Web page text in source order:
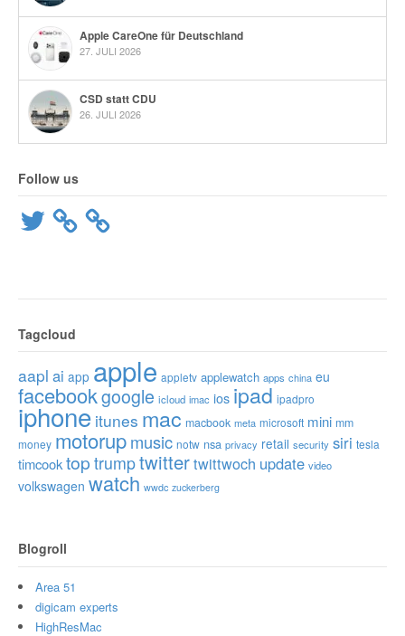
Apple CareOne für Deutschland
27. JULI 2026
CSD statt CDU
26. JULI 2026
Follow us
Twitter
Tagcloud
aapl ai app apple appletv applewatch apps china eu
facebookgoogle icloud imac ios ipad ipadpro
iphone itunes mac macbook meta microsoft mini mm
money motorupmusic notw nsa privacy retail security siri tesla
timcooktop trumptwittertwittwoch update video
volkswagen watch wwdc zuckerberg
Blogroll
Area 51
digicam experts
HighResMac